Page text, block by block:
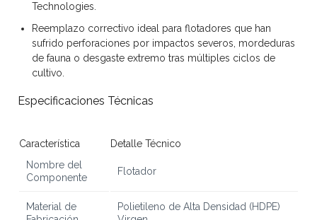
Technologies
Reemplazo correctivo ideal para flotadores que han
sufrido perforaciones por impactos severos, mordeduras
de fauna o desgaste extremo tras múltiples ciclos de
cultivo.
Especificaciones Técnicas
Característica
Detalle Técnico
Nombre del
Componente
Flotador
Material de
Polietileno de Alta Densidad (HDPE)